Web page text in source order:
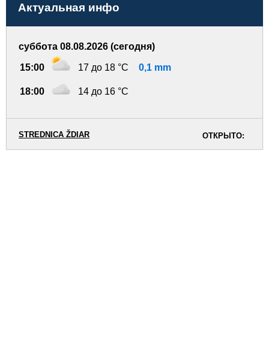
Актуальная инфо
суббота 08.08.2026 (сегодня)
15:00 17 до 18 °C 0,1 mm
18:00 14 до 16 °C
ОТКРЫТО:
STREDNICA ŽDIAR